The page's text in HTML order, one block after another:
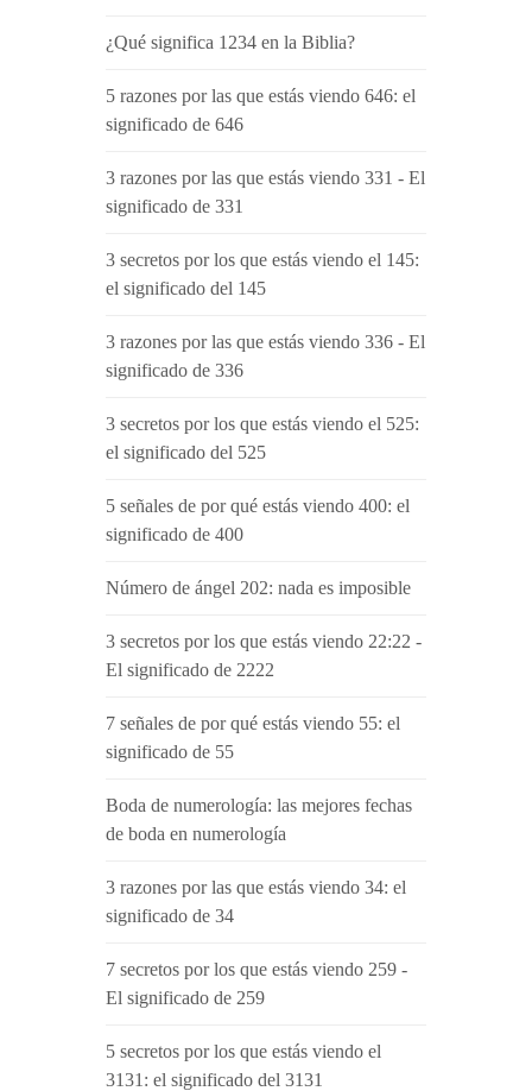
¿Qué significa 1234 en la Biblia?
5 razones por las que estás viendo 646: el
significado de 646
3 razones por las que estás viendo 331 - El
significado de 331
3 secretos por los que estás viendo el 145:
el significado del 145
3 razones por las que estás viendo 336 - El
significado de 336
3 secretos por los que estás viendo el 525:
el significado del 525
5 señales de por qué estás viendo 400: el
significado de 400
Número de ángel 202: nada es imposible
3 secretos por los que estás viendo 22:22 -
El significado de 2222
7 señales de por qué estás viendo 55: el
significado de 55
Boda de numerología: las mejores fechas
de boda en numerología
3 razones por las que estás viendo 34: el
significado de 34
7 secretos por los que estás viendo 259 -
El significado de 259
5 secretos por los que estás viendo el
3131: el significado del 3131